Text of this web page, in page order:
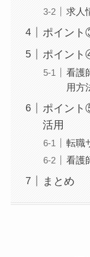
求人
ポイント
ポイント
看護
用方
ポイント
活用
転職
看護
まとめ